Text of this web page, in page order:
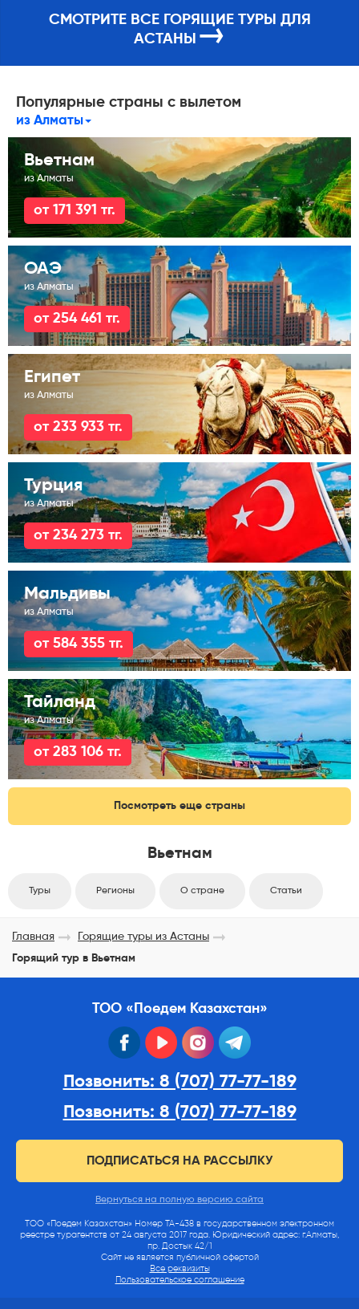
СМОТРИТЕ ВСЕ ГОРЯЩИЕ ТУРЫ ДЛЯ
АСТАНЫ →
Популярные страны с вылетом
из Алматы
Вьетнам
из Алматы
от 171 391 тг.
ОАЭ
из Алматы
от 254 461 тг.
Египет
из Алматы
от 233 933 тг.
Турция
из Алматы
от 234 273 тг.
Мальдивы
из Алматы
от 584 355 тг.
Тайланд
из Алматы
от 283 106 тг.
Посмотреть еще страны
Вьетнам
Туры Регионы О стране Статьи
Главная
Горящие туры из Астаны
Горящий тур в Вьетнам
ТОО «Поедем Казахстан»
facebook youtube instagram
Позвонить: 8 (707) 77-77-189
Позвонить: 8 (707) 77-77-189
ПОДПИСАТЬСЯ НА РАССЫЛКУ
Вернуться на полную версию сайта
ТОО «Поедем Казахстан» Номер ТА-438 в государственном электронном
реестре турагентств от 24 августа 2017 года. Юридический адрес: г.Алматы,
пр. Достык 42/1
Сайт не является публичной офертой
Все реквизиты
Пользовательское соглашение